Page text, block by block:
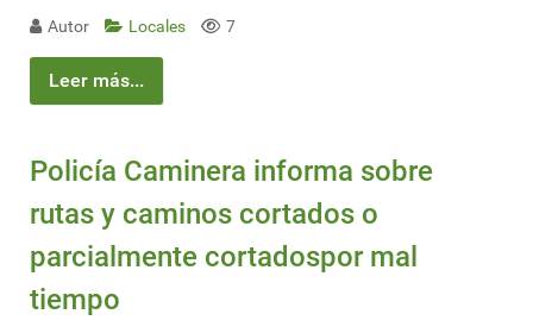
Autor Locales 7
Leer más...
Policía Caminera informa sobre
rutas y caminos cortados o
parcialmente cortadospor mal
tiempo